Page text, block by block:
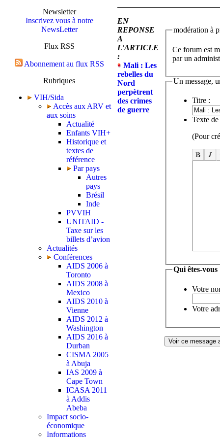
Newsletter
Inscrivez vous à notre
NewsLetter
Flux RSS
Abonnement au flux RSS
Rubriques
VIH/Sida
Accès aux ARV et
aux soins
Actualité
Enfants VIH+
Historique et
textes de
référence
Par pays
Autres
pays
Brésil
Inde
PVVIH
UNITAID -
Taxe sur les
billets d’avion
Actualités
Conférences
AIDS 2006 à
Toronto
AIDS 2008 à
Mexico
AIDS 2010 à
Vienne
AIDS 2012 à
Washington
AIDS 2016 à
Durban
CISMA 2005
à Abuja
IAS 2009 à
Cape Town
ICASA 2011
à Addis
Abeba
Impact socio-
économique
Informations
EN
REPONSE
A
L'ARTICLE
:
Mali : Les
rebelles du
Nord
perpètrent
des crimes
de guerre
modération à
Ce forum est
par un
Un message,
Titre :
Texte
(Pour
Qui êtes-vous
Votre
Votre